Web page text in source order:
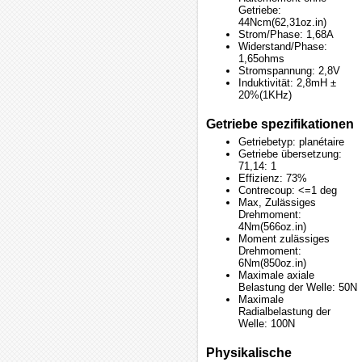
Getriebe:
44Ncm(62,31oz.in)
Strom/Phase: 1,68A
Widerstand/Phase:
1,65ohms
Stromspannung: 2,8V
Induktivität: 2,8mH ±
20%(1KHz)
Getriebe spezifikationen
Getriebetyp: planétaire
Getriebe übersetzung:
71,14: 1
Effizienz: 73%
Contrecoup: <=1 deg
Max, Zulässiges
Drehmoment:
4Nm(566oz.in)
Moment zulässiges
Drehmoment:
6Nm(850oz.in)
Maximale axiale
Belastung der Welle: 50N
Maximale
Radialbelastung der
Welle: 100N
Physikalische